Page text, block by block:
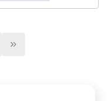
Przejdź do ostatniej